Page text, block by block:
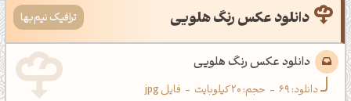
دانلود عکس رنگ هلویی ترافیک نیم‌بها
دانلود عکس رنگ هلویی
دانلود:69
- حجم: 20 کیلوبایت - فایل jpg